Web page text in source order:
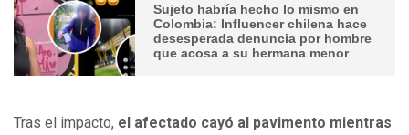
Sujeto habría hecho lo mismo en
Colombia: Influencer chilena hace
desesperada denuncia por hombre
que acosa a su hermana menor
Tras el impacto, el afectado cayó al pavimento mientras